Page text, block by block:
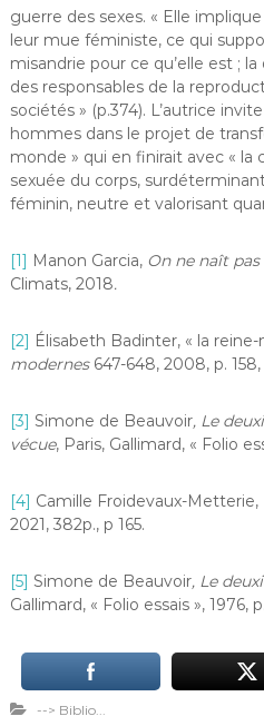
guerre des sexes. « Elle
leur mue féministe, ce qui
misandrie pour ce qu’elle est ;
des responsables de la
sociétés » (p.374). L’autrice
hommes dans le projet de
monde » qui en finirait avec «
sexuée du corps,
féminin, neutre et valorisant
[1] Manon Garcia, On ne naît
Climats, 2018.
[2] Élisabeth Badinter, « la reine-
modernes 647-648, 2008, p.
[3] Simone de Beauvoir, Le
vécue, Paris, Gallimard, « Folio
[4] Camille Froidevaux-Metterie,
2021, 382p., p 165.
[5] Simone de Beauvoir, Le
Gallimard, « Folio essais », 1976,
--> Biblio...